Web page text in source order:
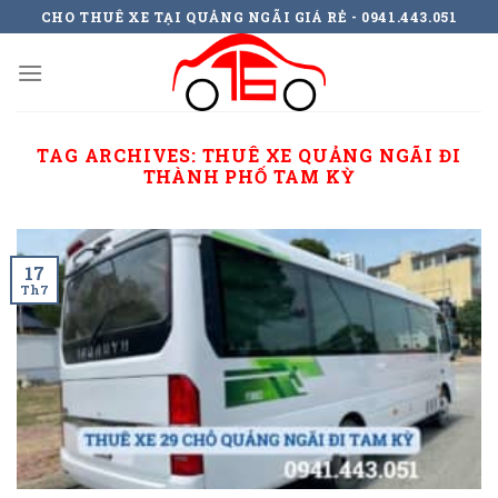
to
content
CHO THUÊ XE TẠI QUẢNG NGÃI GIÁ RẺ - 0941.443.051
TAG ARCHIVES: THUÊ XE QUẢNG NGÃI ĐI
THÀNH PHỐ TAM KỲ
17
Th7